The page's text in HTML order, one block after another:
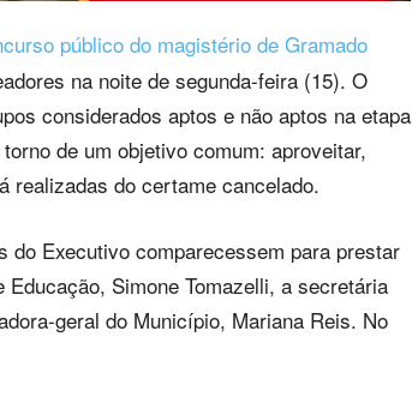
público do magistério de Gramado
na noite de segunda-feira (15). O
considerados aptos e não aptos na etapa
de um objetivo comum: aproveitar,
realizadas do certame cancelado.
Executivo comparecessem para prestar
Simone Tomazelli, a secretária
geral do Município, Mariana Reis. No